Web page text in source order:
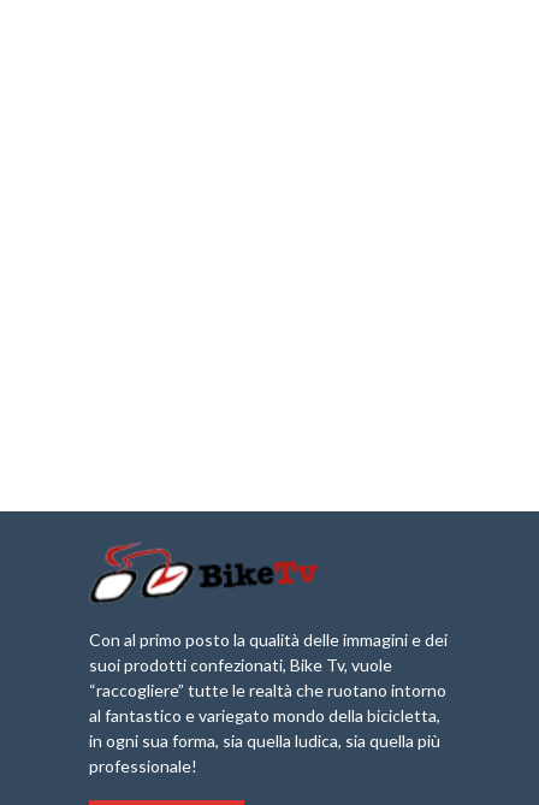
Con al primo posto la qualità delle immagini e dei
suoi prodotti confezionati, Bike Tv, vuole
“raccogliere” tutte le realtà che ruotano intorno
al fantastico e variegato mondo della bicicletta,
in ogni sua forma, sia quella ludica, sia quella più
professionale!